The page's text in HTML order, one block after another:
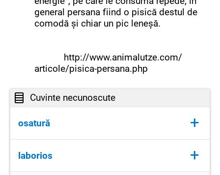
general persana fiind o pisică destul de
comodă și chiar un pic leneșă.
http://www.animalutze.com/
articole/pisica-persana.php
Cuvinte necunoscute
osatură +
(subst.) schelet
laborios +